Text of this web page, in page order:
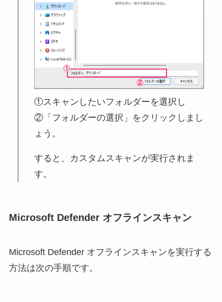
①スキャンしたいフォルダーを選択し
②「フォルダーの選択」をクリックしまし
ょう。
すると、カスタムスキャンが実行されま
す。
Microsoft Defender オフラインスキャン
Microsoft Defender オフラインスキャンを実行する
方法は次の手順です。